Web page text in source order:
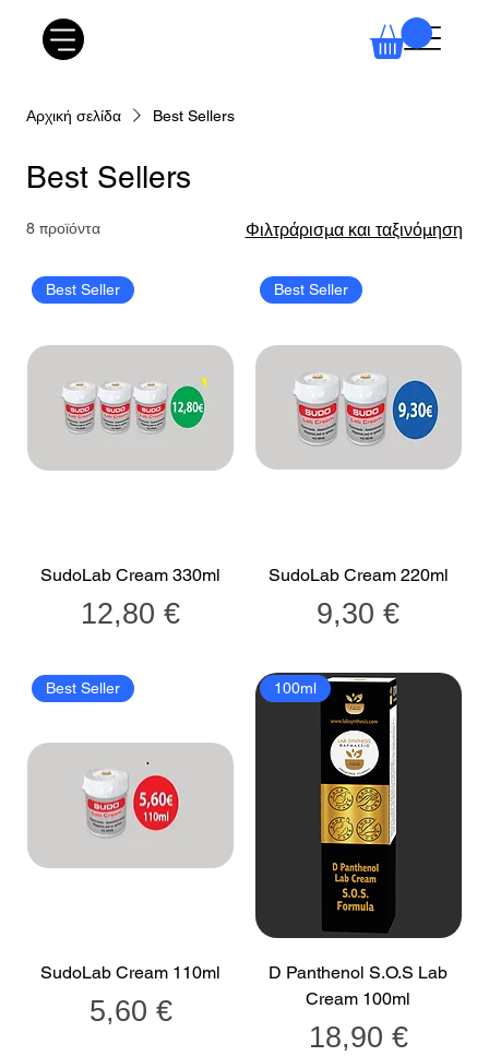
Αρχική σελίδα Best Sellers
Best Sellers
8 προϊόντα Φιλτράρισμα και ταξινόμηση
Best Seller
SudoLab Cream 330ml
Τιμή
12,80 €
Best Seller
SudoLab Cream 220ml
Τιμή
9,30 €
Best Seller
SudoLab Cream 110ml
Τιμή
5,60 €
100ml
D Panthenol S.O.S Lab
Cream 100ml
Τιμή
18,90 €